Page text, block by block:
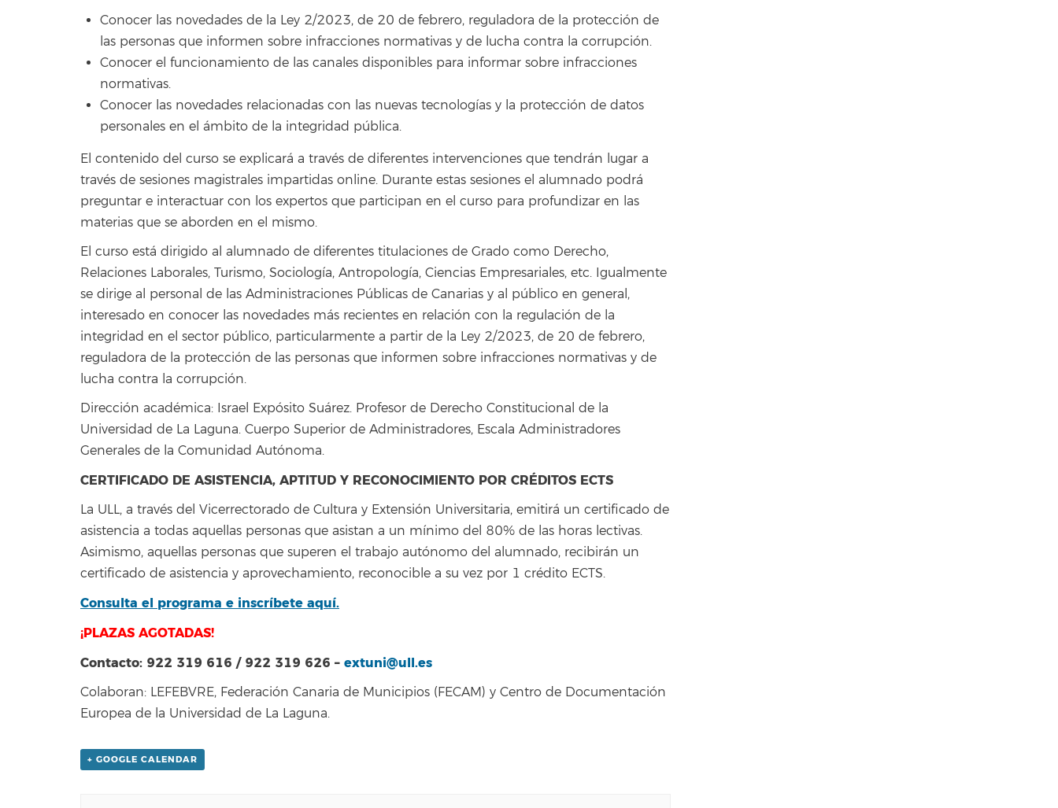
Conocer las novedades de la Ley 2/2023, de 20 de febrero, reguladora de la protección de
las personas que informen sobre infracciones normativas y de lucha contra la corrupción.
Conocer el funcionamiento de las canales disponibles para informar sobre infracciones
normativas.
Conocer las novedades relacionadas con las nuevas tecnologías y la protección de datos
personales en el ámbito de la integridad pública.
El contenido del curso se explicará a través de diferentes intervenciones que tendrán lugar a
través de sesiones magistrales impartidas online. Durante estas sesiones el alumnado podrá
preguntar e interactuar con los expertos que participan en el curso para profundizar en las
materias que se aborden en el mismo.
El curso está dirigido al alumnado de diferentes titulaciones de Grado como Derecho,
Relaciones Laborales, Turismo, Sociología, Antropología, Ciencias Empresariales, etc. Igualmente
se dirige al personal de las Administraciones Públicas de Canarias y al público en general,
interesado en conocer las novedades más recientes en relación con la regulación de la
integridad en el sector público, particularmente a partir de la Ley 2/2023, de 20 de febrero,
reguladora de la protección de las personas que informen sobre infracciones normativas y de
lucha contra la corrupción.
Dirección académica: Israel Expósito Suárez. Profesor de Derecho Constitucional de la
Universidad de La Laguna. Cuerpo Superior de Administradores, Escala Administradores
Generales de la Comunidad Autónoma.
CERTIFICADO DE ASISTENCIA, APTITUD Y RECONOCIMIENTO POR CRÉDITOS ECTS
La ULL, a través del Vicerrectorado de Cultura y Extensión Universitaria, emitirá un certificado de
asistencia a todas aquellas personas que asistan a un mínimo del 80% de las horas lectivas.
Asimismo, aquellas personas que superen el trabajo autónomo del alumnado, recibirán un
certificado de asistencia y aprovechamiento, reconocible a su vez por 1 crédito ECTS.
Consulta el programa e inscríbete aquí.
¡PLAZAS AGOTADAS!
Contacto: 922 319 616 / 922 319 626 – extuni@ull.es
Colaboran: LEFEBVRE, Federación Canaria de Municipios (FECAM) y Centro de Documentación
Europea de la Universidad de La Laguna.
+ GOOGLE CALENDAR